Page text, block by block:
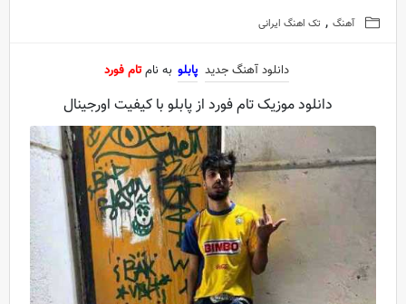
آهنگ , تک اهنگ ایرانی
دانلود آهنگ جدید پابلو به نامتام فورد
دانلود موزیک تام فورد از پابلو با کیفیت اورجینال